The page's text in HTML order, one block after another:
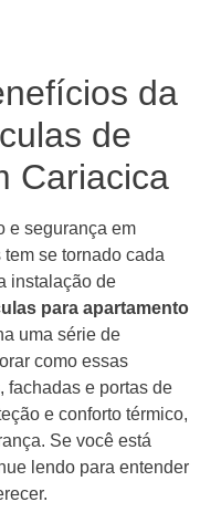
da
de
Cariacica
e segurança em
se tornado cada
instalação de
para apartamento
uma série de
como essas
fachadas e portas de
e conforto térmico,
Se você está
lendo para entender